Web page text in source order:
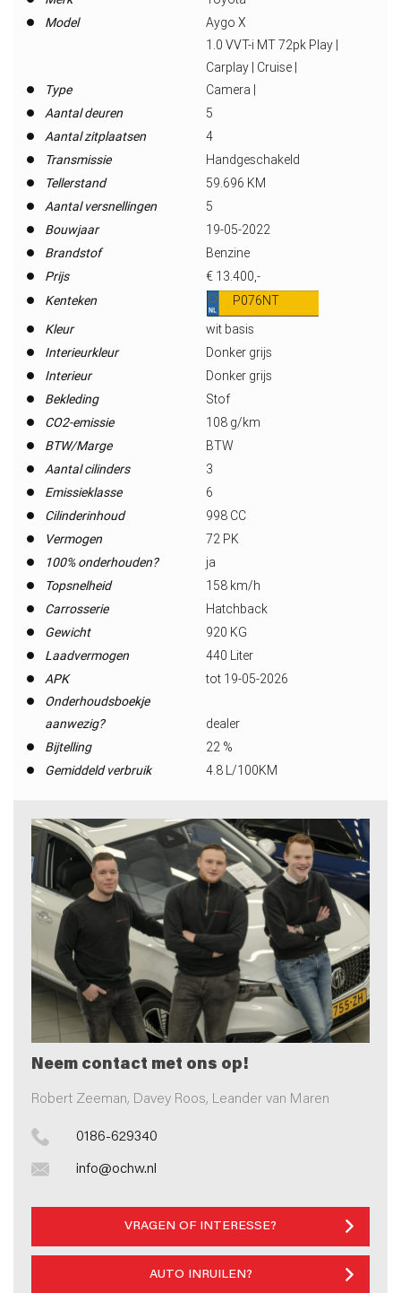
Model
Aygo X
Type
1.0 VVT-i MT 72pk Play |
Carplay | Cruise |
Camera |
Aantal deuren
5
Aantal zitplaatsen
4
Transmissie
Handgeschakeld
Tellerstand
59.696 KM
Aantal versnellingen
5
Bouwjaar
19-05-2022
Brandstof
Benzine
Prijs
€ 13.400,-
Kenteken
P076NT
Kleur
wit basis
Interieurkleur
Donker grijs
Interieur
Donker grijs
Bekleding
Stof
CO2-emissie
108 g/km
BTW/Marge
BTW
Aantal cilinders
3
Emissieklasse
6
Cilinderinhoud
998 CC
Vermogen
72 PK
100% onderhouden?
ja
Topsnelheid
158 km/h
Carrosserie
Hatchback
Gewicht
920 KG
Laadvermogen
440 Liter
APK
tot 19-05-2026
Onderhoudsboekje
aanwezig?
dealer
Bijtelling
22 %
Gemiddeld verbruik
4.8 L/100KM
Neem contact met ons op!
Robert Zeeman, Davey Roos, Leander van Maren
0186-629340
info@ochw.nl
VRAGEN OF INTERESSE?
AUTO INRUILEN?